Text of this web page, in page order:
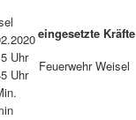
Uhr
Uhr
eingesetzte Kräfte
Feuerwehr Weisel